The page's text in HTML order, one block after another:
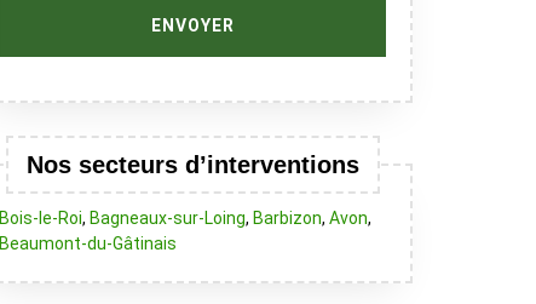
Nos secteurs d’interventions
Bois-le-Roi, Bagneaux-sur-Loing, Barbizon, Avon,
Beaumont-du-Gâtinais